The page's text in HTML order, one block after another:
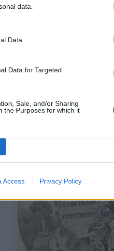
data.
Data.
Data for Targeted
Sale, and/or Sharing
the Purposes for which it
Access Privacy Policy
A tételek a leütési ár + 25%
veszik át, a vevő a postaköltség,
MŰTÁRGYAI